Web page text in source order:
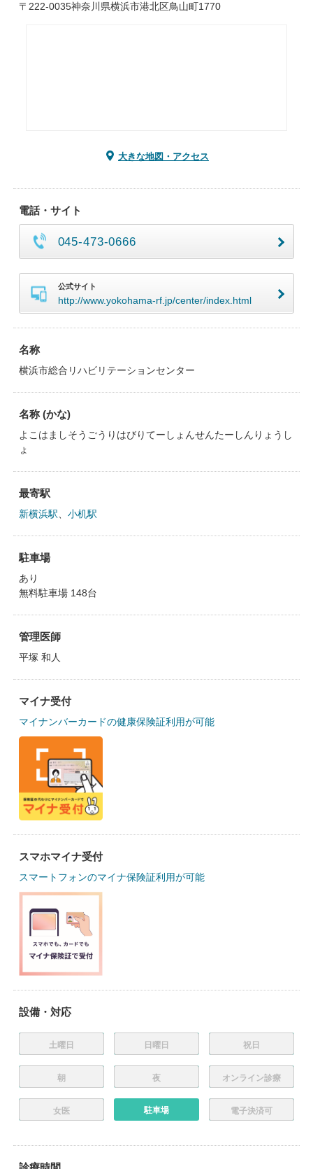
〒222-0035神奈川県横浜市港北区鳥山町1770
大きな地図・アクセス
電話・サイト
045-473-0666
公式サイト
http://www.yokohama-rf.jp/center/index.html
名称
横浜市総合リハビリテーションセンター
名称 (かな)
よこはましそうごうりはびりてーしょんせんたーしんりょうし
ょ
最寄駅
新横浜駅 小机駅
駐車場
あり
無料駐車場 148台
管理医師
平塚 和人
マイナ受付
マイナンバーカードの健康保険証利用が可能
スマホマイナ受付
スマートフォンのマイナ保険証利用が可能
設備・対応
土曜日 日曜日 祝日
朝 夜 オンライン診療
女医 駐車場 電子決済可